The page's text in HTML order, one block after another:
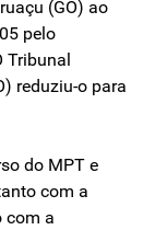
(GO) ao
pelo
reduziu-o para
do MPT e
com a
com a